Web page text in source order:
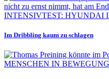
INTENSIVTEST: HYUNDAI
Im Dribbling kaum zu schlagen
MENSCHEN IN BEWEGUNG